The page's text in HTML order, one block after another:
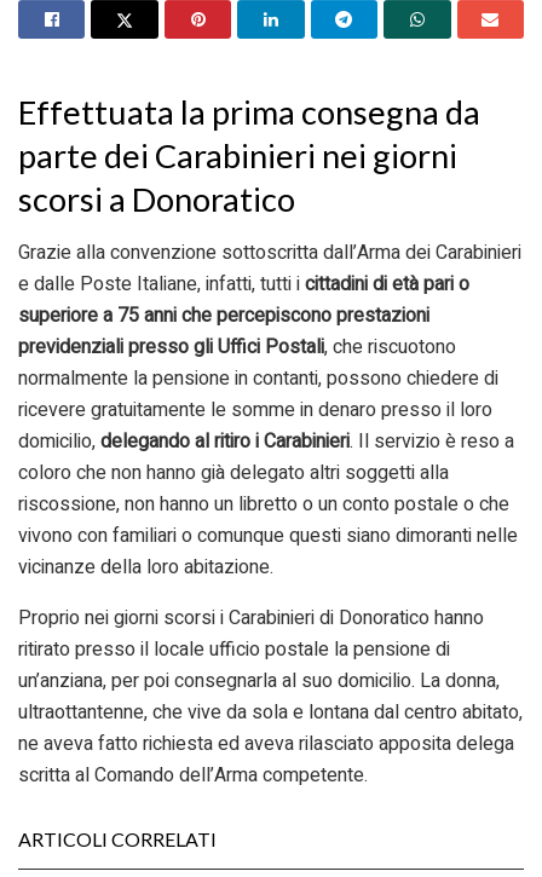
Effettuata la prima consegna da
parte dei Carabinieri nei giorni
scorsi a Donoratico
Grazie alla convenzione sottoscritta dall’Arma dei Carabinieri
e dalle Poste Italiane, infatti, tutti icittadini di età pari o
superiore a 75 anni che percepiscono prestazioni
previdenziali presso gli Uffici Postali, che riscuotono
normalmente la pensione in contanti, possono chiedere di
ricevere gratuitamente le somme in denaro presso il loro
domicilio,delegando al ritiro i Carabinieri. Il servizio è reso a
coloro che non hanno già delegato altri soggetti alla
riscossione, non hanno un libretto o un conto postale o che
vivono con familiari o comunque questi siano dimoranti nelle
vicinanze della loro abitazione.
Proprio nei giorni scorsi i Carabinieri di Donoratico hanno
ritirato presso il locale ufficio postale la pensione di
un’anziana, per poi consegnarla al suo domicilio. La donna,
ultraottantenne, che vive da sola e lontana dal centro abitato,
ne aveva fatto richiesta ed aveva rilasciato apposita delega
scritta al Comando dell’Arma competente.
ARTICOLI CORRELATI